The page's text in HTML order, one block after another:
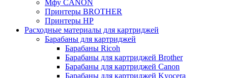
Мфу CANON
Принтеры BROTHER
Принтеры HP
Расходные материалы для картриджей
Барабаны для картриджей
Барабаны Ricoh
Барабаны для картриджей Brother
Барабаны для картриджей Canon
Барабаны для картриджей Kyocera